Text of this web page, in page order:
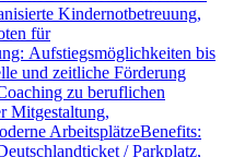
Kindernotbetreuung,
für
Aufstiegsmöglichkeiten bis
und zeitliche Förderung
zu beruflichen
Mitgestaltung,
ArbeitsplätzeBenefits:
/ Parkplatz,